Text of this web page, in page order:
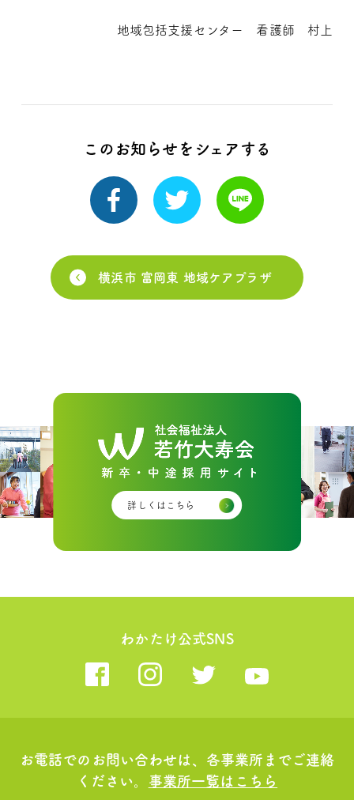
地域包括支援センター 看護師 村上
このお知らせをシェアする
横浜市 富岡東 地域ケアプラザ
詳しくはこちら
わかたけ公式SNS
お電話でのお問い合わせは、各事業所までご連絡
ください。 事業所一覧はこちら